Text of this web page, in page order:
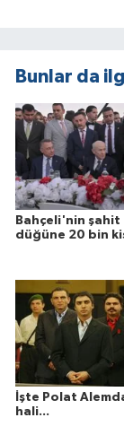
Bunlar da
Bahçeli'nin
düğüne 20 bin
İşte Polat
hali...